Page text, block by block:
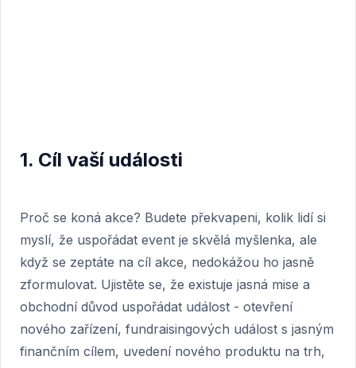
1. Cíl vaší události
Proč se koná akce? Budete překvapeni, kolik lidí si
myslí, že uspořádat event je skvělá myšlenka, ale
když se zeptáte na cíl akce, nedokážou ho jasně
zformulovat. Ujistěte se, že existuje jasná mise a
obchodní důvod uspořádat událost - otevření
nového zařízení, fundraisingových událost s jasným
finančním cílem, uvedení nového produktu na trh,